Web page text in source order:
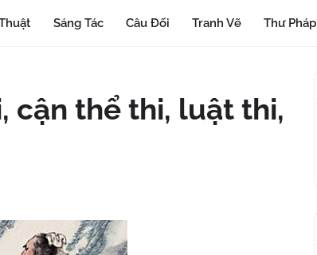
Sáng Tác Câu Đối Tranh Vẽ Thư Pháp
cận thể thi, luật thi,